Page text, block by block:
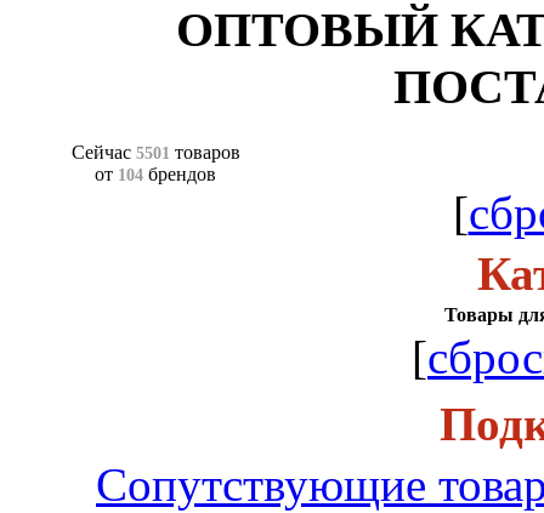
ОПТОВЫЙ
Сейчас 5501 товаров
от 104 брендов
[
Товары
[
Сопутствующие